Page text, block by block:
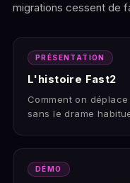
migrations cessent de
PRÉSENTATION
L'histoire Fast2
Comment on
sans le drame
DÉMO